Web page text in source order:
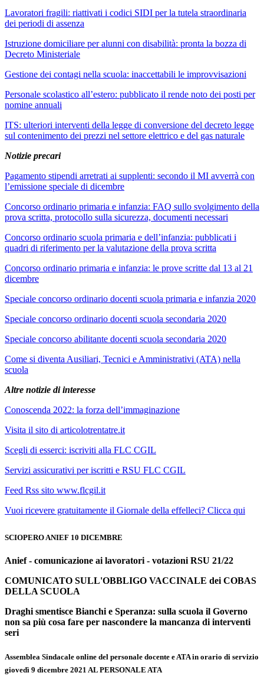
Lavoratori fragili: riattivati i codici SIDI per la tutela straordinaria
dei periodi di assenza
Istruzione domiciliare per alunni con disabilità: pronta la bozza di
Decreto Ministeriale
Gestione dei contagi nella scuola: inaccettabili le improvvisazioni
Personale scolastico all’estero: pubblicato il rende noto dei posti per
nomine annuali
ITS: ulteriori interventi della legge di conversione del decreto legge
sul contenimento dei prezzi nel settore elettrico e del gas naturale
Notizie precari
Pagamento stipendi arretrati ai supplenti: secondo il MI avverrà con
l’emissione speciale di dicembre
Concorso ordinario primaria e infanzia: FAQ sullo svolgimento della
prova scritta, protocollo sulla sicurezza, documenti necessari
Concorso ordinario scuola primaria e dell’infanzia: pubblicati i
quadri di riferimento per la valutazione della prova scritta
Concorso ordinario primaria e infanzia: le prove scritte dal 13 al 21
dicembre
Speciale concorso ordinario docenti scuola primaria e infanzia 2020
Speciale concorso ordinario docenti scuola secondaria 2020
Speciale concorso abilitante docenti scuola secondaria 2020
Come si diventa Ausiliari, Tecnici e Amministrativi (ATA) nella
scuola
Altre notizie di interesse
Conoscenda 2022: la forza dell’immaginazione
Visita il sito di articolotrentatre.it
Scegli di esserci: iscriviti alla FLC CGIL
Servizi assicurativi per iscritti e RSU FLC CGIL
Feed Rss sito www.flcgil.it
Vuoi ricevere gratuitamente il Giornale della effelleci? Clicca qui
SCIOPERO ANIEF 10 DICEMBRE
Anief - comunicazione ai lavoratori - votazioni RSU 21/22
COMUNICATO SULL'OBBLIGO VACCINALE dei COBAS
DELLA SCUOLA
Draghi smentisce Bianchi e Speranza: sulla scuola il Governo
non sa più cosa fare per nascondere la mancanza di interventi
seri
Assemblea Sindacale online del personale docente e ATA in orario di servizio
giovedì 9 dicembre 2021 AL PERSONALE ATA